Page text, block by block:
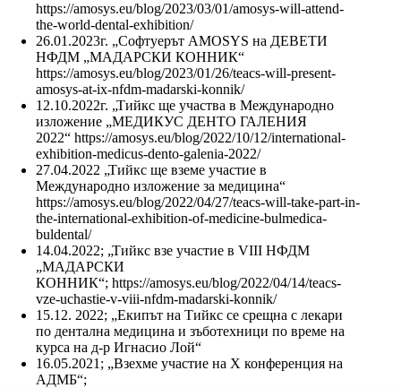
https://amosys.eu/blog/2023/03/01/amosys-will-attend-
the-world-dental-exhibition/
26.01.2023г. „Софтуерът AMOSYS на ДЕВЕТИ
НФДМ „МАДАРСКИ КОННИК“
https://amosys.eu/blog/2023/01/26/teacs-will-present-
amosys-at-ix-nfdm-madarski-konnik/
12.10.2022г. „Тийкс ще участва в Международно
изложение „МЕДИКУС ДЕНТО ГАЛЕНИЯ
2022“ https://amosys.eu/blog/2022/10/12/international-
exhibition-medicus-dento-galenia-2022/
27.04.2022 „Тийкс ще вземе участие в
Международно изложение за медицина“
https://amosys.eu/blog/2022/04/27/teacs-will-take-part-in-
the-international-exhibition-of-medicine-bulmedica-
buldental/
14.04.2022; „Тийкс взе участие в VIII НФДМ
„МАДАРСКИ
КОННИК“; https://amosys.eu/blog/2022/04/14/teacs-
vze-uchastie-v-viii-nfdm-madarski-konnik/
15.12. 2022; „Екипът на Тийкс се срещна с лекари
по дентална медицина и зъботехници по време на
курса на д-р Игнасио Лой“
16.05.2021; „Взехме участие на X конференция на
АДМБ“;